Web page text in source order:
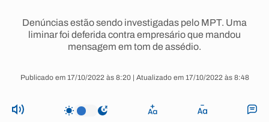
Denúncias estão sendo investigadas pelo MPT. Uma
liminar foi deferida contra empresário que mandou
mensagem em tom de assédio.
Publicado em 17/10/2022 às 8:20 | Atualizado em 17/10/2022 às 8:48